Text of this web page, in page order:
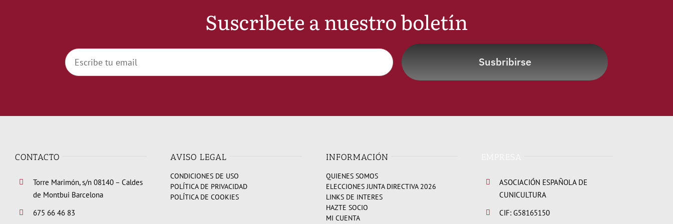
Suscribete a nuestro boletín
Susbribirse
CONTACTO
Torre Marimón, s/n 08140 – Caldes
de Montbui Barcelona
675 66 46 83
AVISO LEGAL
CONDICIONES DE USO
POLÍTICA DE PRIVACIDAD
POLÍTICA DE COOKIES
INFORMACIÓN
QUIENES SOMOS
ELECCIONES JUNTA DIRECTIVA 2026
LINKS DE INTERES
HAZTE SOCIO
MI CUENTA
ASOCIACIÓN ESPAÑOLA DE
CUNICULTURA
CIF: G58165150